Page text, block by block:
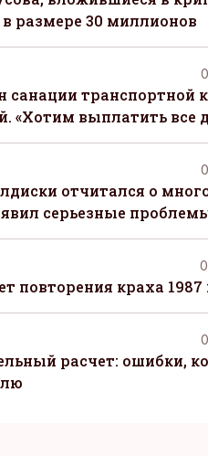
размере 30 миллионов
санации транспортной
«Хотим выплатить все
отчитался о
серьезные
повторения краха 1987
расчет: ошибки,